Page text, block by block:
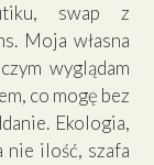
swap z
Moja własna
wyglądam
co mogę bez
Ekologia,
nie ilość, szafa